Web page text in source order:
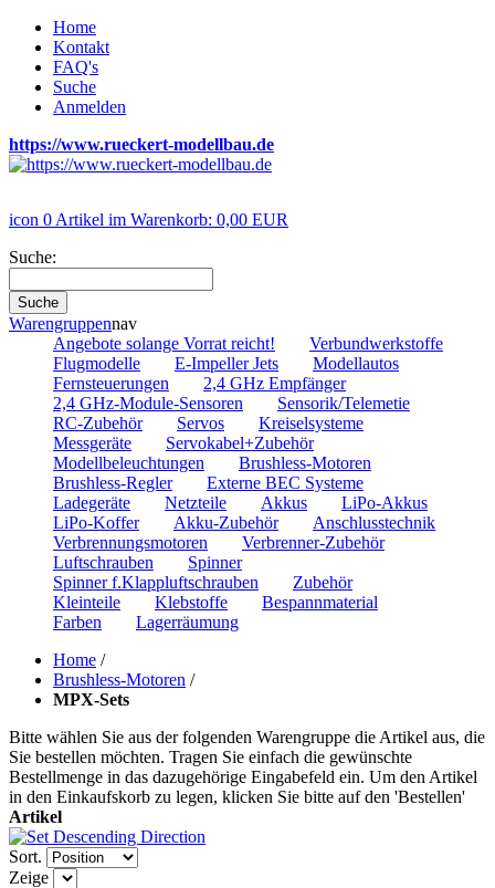
Home
Kontakt
FAQ's
Suche
Anmelden
https://www.rueckert-modellbau.de
icon 0 Artikel im Warenkorb: 0,00 EUR
Suche:
Suche
Warengruppennav
Angebote solange Vorrat reicht!
Verbundwerkstoffe
Flugmodelle
E-Impeller Jets
Modellautos
Fernsteuerungen
2,4 GHz Empfänger
2,4 GHz-Module-Sensoren
Sensorik/Telemetie
RC-Zubehör
Servos
Kreiselsysteme
Messgeräte
Servokabel+Zubehör
Modellbeleuchtungen
Brushless-Motoren
Brushless-Regler
Externe BEC Systeme
Ladegeräte
Netzteile Akkus
LiPo-Akkus
LiPo-Koffer
Akku-Zubehör
Anschlusstechnik
Verbrennungsmotoren
Verbrenner-Zubehör
Luftschrauben
Spinner
Spinner f.Klappluftschrauben
Zubehör
Kleinteile
Klebstoffe
Bespannmaterial
Farben
Lagerräumung
Home /
Brushless-Motoren /
MPX-Sets
Bitte wählen Sie aus der folgenden Warengruppe die Artikel aus, die
Sie bestellen möchten. Tragen Sie einfach die gewünschte
Bestellmenge in das dazugehörige Eingabefeld ein. Um den Artikel
in den Einkaufskorb zu legen, klicken Sie bitte auf den 'Bestellen'
Artikel
Sort.
Zeige